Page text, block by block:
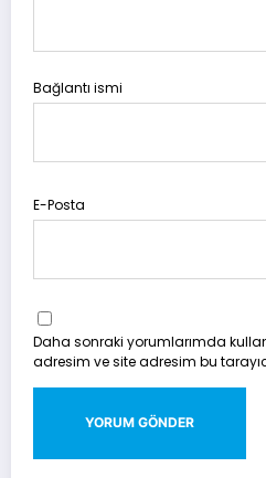
Bağlantı ismi
E-Posta
Daha sonraki yorumlarımda
adresim ve site adresim bu